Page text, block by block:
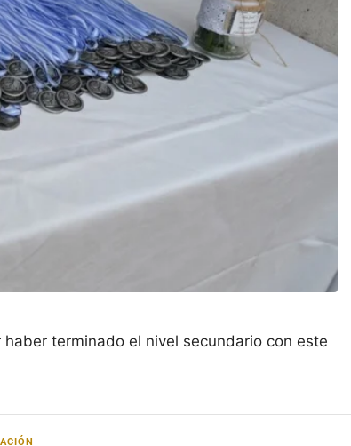
terminado el nivel secundario con este